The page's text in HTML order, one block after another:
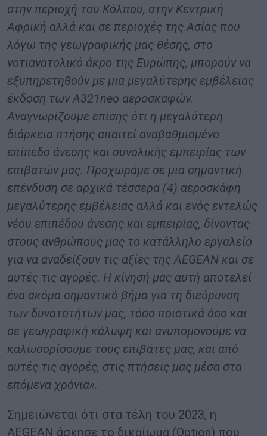
στην περιοχή του Κόλπου, στην Κεντρική
Αφρική αλλά και σε περιοχές της Ασίας που
λόγω της γεωγραφικής μας θέσης, στο
νοτιανατολικό άκρο της Ευρώπης, μπορούν να
εξυπηρετηθούν με μια μεγαλύτερης εμβέλειας
έκδοση των A321neo αεροσκαφών.
Αναγνωρίζουμε επίσης ότι η μεγαλύτερη
διάρκεια πτήσης απαιτεί αναβαθμισμένο
επίπεδο άνεσης και συνολικής εμπειρίας των
επιβατών μας. Προχωράμε σε μια σημαντική
επένδυση σε αρχικά τέσσερα (4) αεροσκάφη
μεγαλύτερης εμβέλειας αλλά και ενός εντελώς
νέου επιπέδου άνεσης και εμπειρίας, δίνοντας
στους ανθρώπους μας το κατάλληλο εργαλείο
για να αναδείξουν τις αξίες της AEGEAN και σε
αυτές τις αγορές. Η κίνησή μας αυτή αποτελεί
ένα ακόμα σημαντικό βήμα για τη διεύρυνση
των δυνατοτήτων μας, τόσο ποιοτικά όσο και
σε γεωγραφική κάλυψη και ανυπομονούμε να
καλωσορίσουμε τους επιβάτες μας, και από
αυτές τις αγορές, στις πτήσεις μας μέσα στα
επόμενα χρόνια».
Σημειώνεται ότι στα τέλη του 2023, η
AEGEAN άσκησε το δικαίωμα (Option) που